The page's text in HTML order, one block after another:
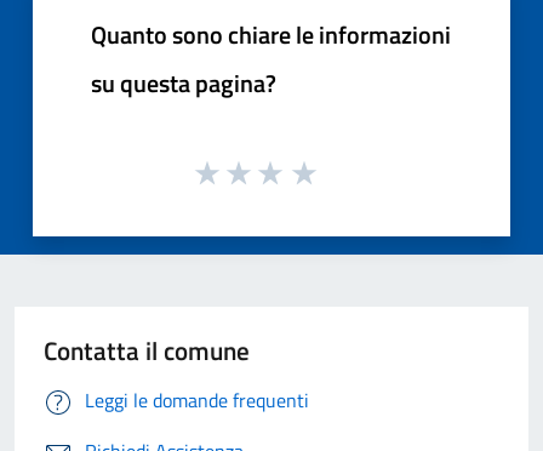
Quanto sono chiare le informazioni
su questa pagina?
Contatta il comune
Leggi le domande frequenti